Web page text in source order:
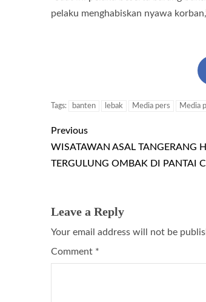
pelaku menghabiskan nyawa
Tags: banten lebak Media pers Media
Previous
WISATAWAN ASAL TANGERANG
TERGULUNG OMBAK DI PANTAI
Leave a Reply
Your email address will not be
Comment *